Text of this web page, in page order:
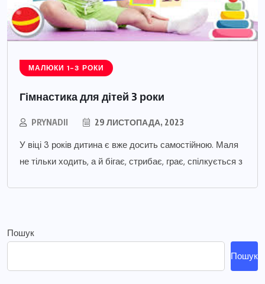
МАЛЮКИ 1-3 РОКИ
Гімнастика для дітей 3 роки
PRYNADII 29 ЛИСТОПАДА, 2023
У віці 3 років дитина є вже досить самостійною. Маля
не тільки ходить, а й бігає, стрибає, грає, спілкується з
Пошук
Пошук